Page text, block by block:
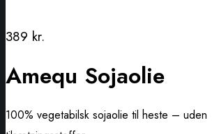
389 kr.
Amequ Sojaolie
100% vegetabilsk sojaolie til heste – uden